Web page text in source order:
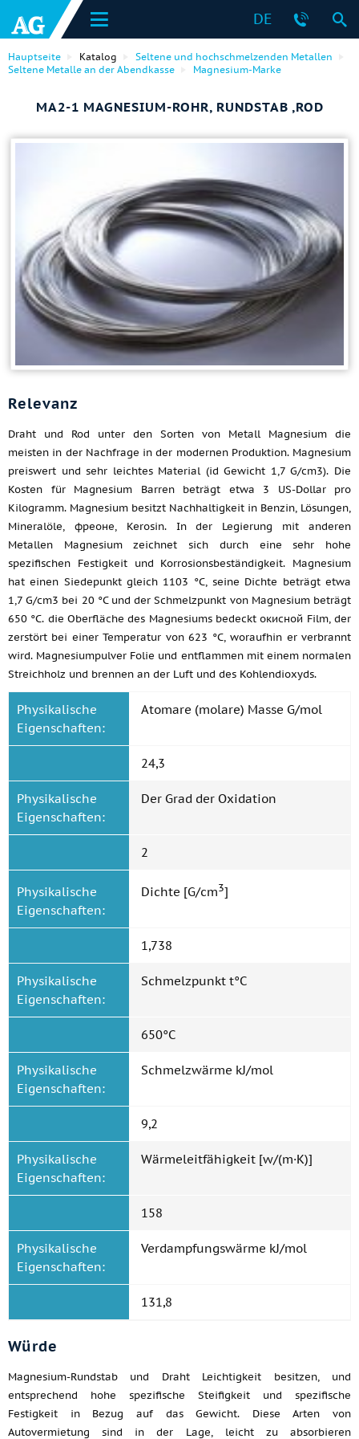
DE
Hauptseite Katalog
Seltene und hochschmelzenden Metallen
Seltene Metalle an der Abendkasse
Magnesium-Marke
МА2-1 MAGNESIUM-ROHR, RUNDSTAB ,ROD
Relevanz
Draht und Rod unter den Sorten von Metall Magnesium die
meisten in der Nachfrage in der modernen Produktion. Magnesium
preiswert und sehr leichtes Material (id Gewicht 1,7 G/cm3). Die
Kosten für Magnesium Barren beträgt etwa 3 US-Dollar pro
Kilogramm. Magnesium besitzt Nachhaltigkeit in Benzin, Lösungen,
Mineralöle, фреоне, Kerosin. In der Legierung mit anderen
Metallen Magnesium zeichnet sich durch eine sehr hohe
spezifischen Festigkeit und Korrosionsbeständigkeit. Magnesium
hat einen Siedepunkt gleich 1103 °C, seine Dichte beträgt etwa
1,7 G/cm3 bei 20 °C und der Schmelzpunkt von Magnesium beträgt
650 °C. die Oberfläche des Magnesiums bedeckt окисной Film, der
zerstört bei einer Temperatur von 623 °C, woraufhin er verbrannt
wird. Magnesiumpulver Folie und entflammen mit einem normalen
Streichholz und brennen an der Luft und des Kohlendioxyds.
Physikalische
Eigenschaften:
Atomare (molare) Masse G/mol
24,3
Physikalische
Eigenschaften:
Der Grad der Oxidation
2
Physikalische
Eigenschaften:
Dichte [G/cm3]
1,738
Physikalische
Eigenschaften:
Schmelzpunkt t°C
650°C
Physikalische
Eigenschaften:
Schmelzwärme kJ/mol
9,2
Physikalische
Eigenschaften:
Wärmeleitfähigkeit [w/(m·K)]
158
Physikalische
Eigenschaften:
Verdampfungswärme kJ/mol
131,8
Würde
Magnesium-Rundstab und Draht Leichtigkeit besitzen, und
entsprechend hohe spezifische Steifigkeit und spezifische
Festigkeit in Bezug auf das Gewicht. Diese Arten von
Autovermietung sind in der Lage, leicht zu absorbieren